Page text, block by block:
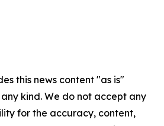
this news content "as is"
kind. We do not accept any
for the accuracy, content,